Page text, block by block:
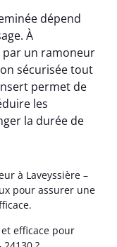
dépend
À
par un ramoneur
sécurisée tout
permet de
les
la durée de
à Laveyssière –
pour assurer une
efficace pour